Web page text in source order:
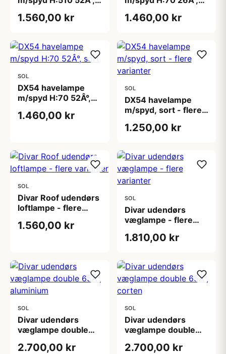
1.560,00 kr 1.460,00 kr
SOL
DX54 havelampe
m/spyd H:70 52Â°,
1.460,00 kr
SOL
DX54 havelampe
m/spyd, sort - flere
1.250,00 kr
SOL
Divar Roof udendørs
loftlampe - flere
1.560,00 kr
SOL
Divar udendørs
væglampe - flere
1.810,00 kr
SOL
Divar udendørs
væglampe double
2.700,00 kr
SOL
Divar udendørs
væglampe double
2.700,00 kr